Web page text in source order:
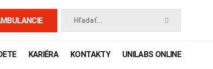
Hľadať...
KARIÉRA KONTAKTY UNILABS ONLINE